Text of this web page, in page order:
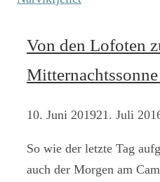
Von den Lofoten
10. Juni 201921. Juli
So wie der letzte Tag
auch der Morgen am